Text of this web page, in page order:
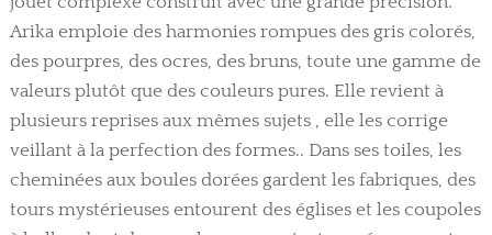
Arika emploie des harmonies rompues des gris colorés,
des pourpres, des ocres, des bruns, toute une gamme de
valeurs plutôt que des couleurs pures. Elle revient à
plusieurs reprises aux mêmes sujets , elle les corrige
veillant à la perfection des formes.. Dans ses toiles, les
cheminées aux boules dorées gardent les fabriques, des
tours mystérieuses entourent des églises et les coupoles